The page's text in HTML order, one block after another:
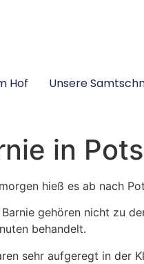
Hof Unsere
in
hieß es ab nach
Barnie gehören nicht zu
behandelt.
sehr aufgeregt in der